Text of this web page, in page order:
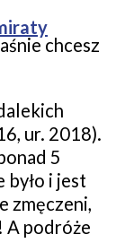
chcesz
ur. 2018).
5
było i jest
zmęczeni,
A podróże